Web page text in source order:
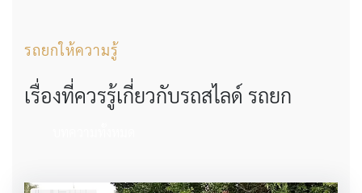
รถยกให้ความรู้
เรื่องที่ควรรู้เกี่ยวกับรถสไลด์ รถยก